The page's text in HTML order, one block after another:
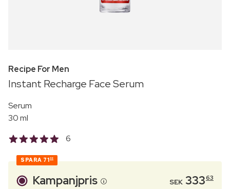
Recipe For Men
Instant Recharge Face Serum
Serum
30 ml
6
SPARA 7132
Kampanjpris SEK 33363